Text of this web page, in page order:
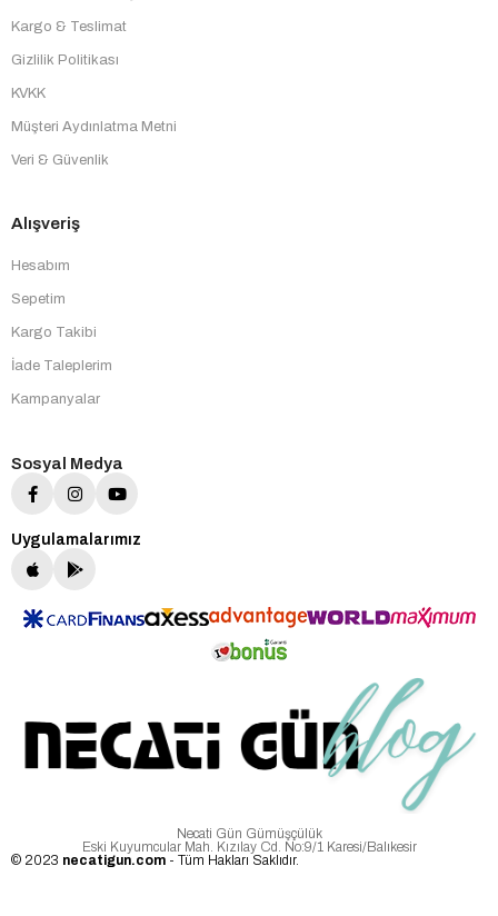
Kargo & Teslimat
Gizlilik Politikası
KVKK
Müşteri Aydınlatma Metni
Veri & Güvenlik
Alışveriş
Hesabım
Sepetim
Kargo Takibi
İade Taleplerim
Kampanyalar
Sosyal Medya
Uygulamalarımız
Necati Gün Gümüşçülük
Eski Kuyumcular Mah. Kızılay Cd. No:9/1 Karesi/Balıkesir
© 2023 necatigun.com - Tüm Hakları Saklıdır.